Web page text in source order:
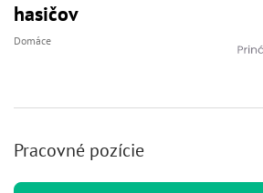
hasičov
Domáce
Pracovné pozície